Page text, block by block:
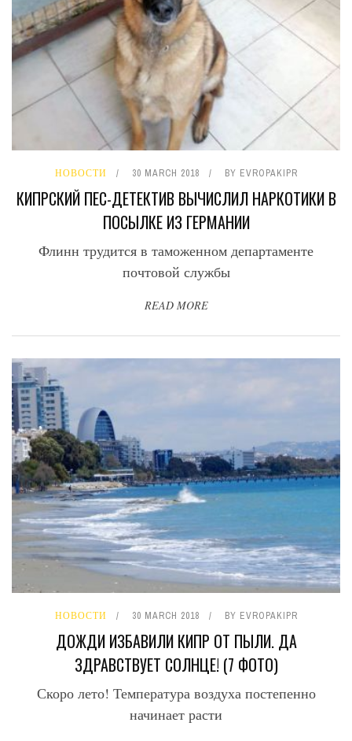
НОВОСТИ 30 MARCH 2018 BY EVROPAKIPR
КИПРСКИЙ ПЕС-ДЕТЕКТИВ ВЫЧИСЛИЛ НАРКОТИКИ В
ПОСЫЛКЕ ИЗ ГЕРМАНИИ
Флинн трудится в таможенном департаменте
почтовой службы
READ MORE
НОВОСТИ 30 MARCH 2018 BY EVROPAKIPR
ДОЖДИ ИЗБАВИЛИ КИПР ОТ ПЫЛИ. ДА
ЗДРАВСТВУЕТ СОЛНЦЕ! (7 ФОТО)
Скоро лето! Температура воздуха постепенно
начинает расти